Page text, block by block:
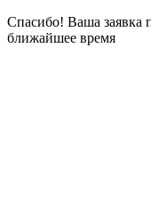
Спасибо! Ваша заявка
ближайшее время